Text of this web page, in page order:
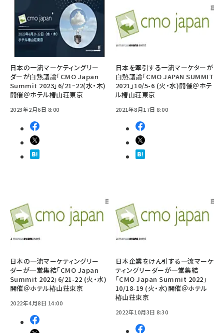
日本の一流マーケティングリー
ダーが白熱議論「CMO Japan
Summit 2023」6/21ｰ22(水・木)
開催＠ホテル椿山荘東京
2023年2月6日 8:00
日本を牽引する一流マーケターが
白熱議論「CMO JAPAN SUMMIT
2021」10/5-6 (火・水)開催＠ホテ
ル椿山荘東京
2021年8月17日 8:00
日本の一流マーケティングリー
ダーが一堂集結「CMO Japan
Summit 2022」6/21-22 (火・水)
開催＠ホテル椿山荘東京
2022年4月8日 14:00
日本企業をけん引する一流マーケ
ティングリーダーが一堂集結
「CMO Japan Summit 2022」
10/18-19 (火・水)開催＠ホテル
椿山荘東京
2022年10月3日 8:30